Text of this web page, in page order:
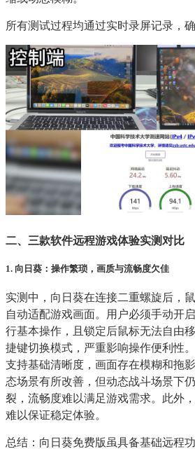
所有测试过程均通过实时录屏记录，
二、三款软件远程游戏体验实测对比
1. 向日葵：操作繁琐，画质与流畅度欠佳
实测中，向日葵在连接二重螺旋后，
自动适配游戏画面。用户必须手动开
行基本操作，且锁定后鼠标无法自由
捷键切换模式，严重影响操作便利性
支持基础清晰度，画面存在模糊和拖
态场景有所改善，但动态战斗场景下
裂，流畅度难以满足游戏需求。此外
难以保证稳定体验。
总结：向日葵免费版虽具备基础远程